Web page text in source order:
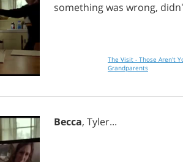
somethingwas wrong,
The Visit - Those Aren't
Grandparents
Becca, Tyler...